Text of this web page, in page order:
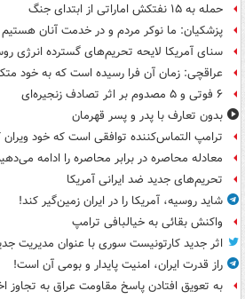
حمله به ۱۵ نفتکش‌ اماراتی از ابتدای جنگ
پزشکیان: ما نوکر مردم و در خدمت آنان هستیم
سنای آمریکا لایحه تحریم‌های گسترده انرژی
عراقچی: زمان آن فرا رسیده است که به خود
۶ فوتی و ۵ مصدوم بر اثر تصادف زنجیره‌ای
بدون تعارف با پدر و پسر قهرمان
ترامپ التماس‌کننده توافقی است که خود ویران
معادله محاصره در برابر محاصره را ادامه
تحریم‌های جدید ضد ایرانی آمریکا
شاید روسیه، آمریکا را در ایران زمین‌گیر کند!
واکنش بقائی به خیالبافی ترامپ
اثر جدید کارتونیست سوری با عنوان مدیریت
راز قدرت ایران، امنیت پایدار و بومی آن است!
به تعویق افتادن پاسخ مقاومت عراق به تجاوز